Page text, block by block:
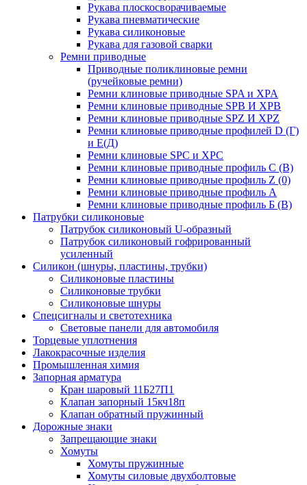
Рукава плоскосворачиваемые
Рукава пневматические
Рукава силиконовые
Рукава для газовой сварки
Ремни приводные
Приводные поликлиновые ремни
(ручейковые ремни)
Ремни клиновые приводные SPA и XPA
Ремни клиновые приводные SPB И XPB
Ремни клиновые приводные SPZ И XPZ
Ремни клиновые приводные профилей D (Г)
и Е(Д)
Ремни клиновые SPC и XPC
Ремни клиновые приводные профиль C (В)
Ремни клиновые приводные профиль Z (0)
Ремни клиновые приводные профиль А
Ремни клиновые приводные профиль Б (B)
Патрубки силиконовые
Патрубок силиконовый U-образный
Патрубок силиконовый гофрированный
усиленный
Силикон (шнуры, пластины, трубки)
Силиконовые пластины
Силиконовые трубки
Силиконовые шнуры
Спецсигналы и светотехника
Световые панели для автомобиля
Торцевые уплотнения
Лакокрасочные изделия
Промышленная химия
Запорная арматура
Кран шаровый 11Б27П1
Клапан запорный 15кч18п
Клапан обратный пружинный
Дорожные знаки
Запрещающие знаки
Хомуты
Хомуты пружинные
Хомуты силовые двухболтовые